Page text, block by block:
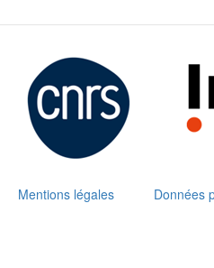
Mentions légales Données